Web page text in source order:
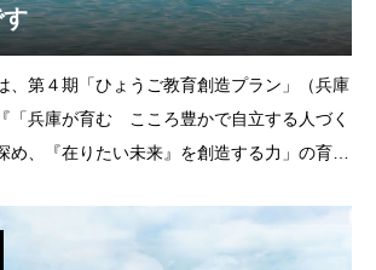
、第４期「ひょうご教育創造プラン」（兵庫
「兵庫が育む こころ豊かで自立する人づく
め、『在りたい未来』を創造する力」の育
生き抜く力を育む教育の推進」